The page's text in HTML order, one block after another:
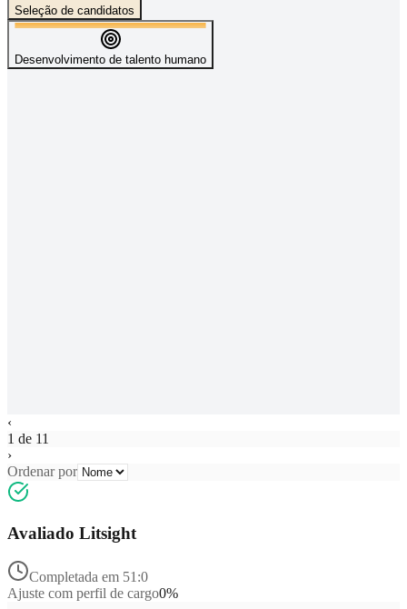
Seleção de candidatos
Desenvolvimento de talento humano
‹
1 de 11
›
Ordenar por
Avaliado Litsight
Completada em 51:0
Ajuste com perfil de cargo0%